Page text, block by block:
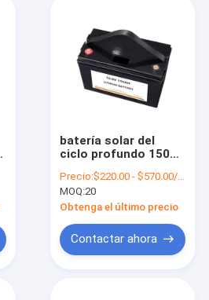
batería solar del
ciclo profundo 150Ah
capacidad Lifepo4
12.8V de la Sistema
Solar
Precio:$220.00 - $570.00/Unit 20.0 Units
MOQ:20
Obtenga el último precio
Contactar ahora